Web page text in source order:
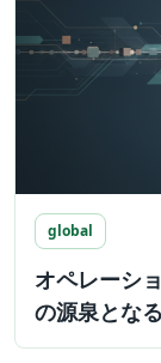
global
オペレーシ
の源泉となる